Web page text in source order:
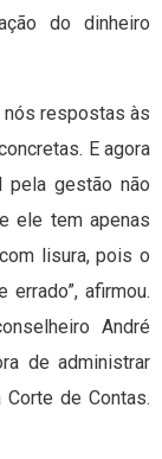
do dinheiro
nós respostas às
E agora
pela gestão não
ele tem apenas
lisura, pois o
afirmou.
André
de administrar
de Contas.